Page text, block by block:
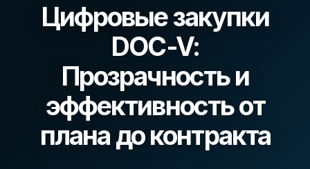
Цифровые закупки
DOC-V:
Прозрачность и
эффективность от
плана до контракта